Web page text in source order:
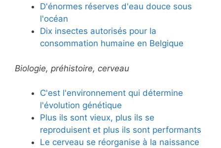
D'énormes réserves d'eau douce sous
l'océan
Dix insectes autorisés pour la
consommation humaine en Belgique
Biologie, préhistoire, cerveau
C'est l'environnement qui détermine
l'évolution génétique
Plus ils sont vieux, plus ils se
reproduisent et plus ils sont performants
Le cerveau se réorganise à la naissance